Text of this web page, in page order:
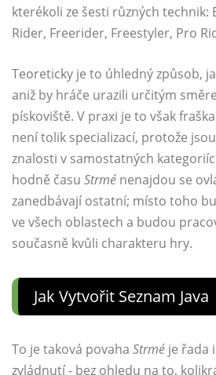
kterékoli ze šesti různých technik:
Rider, Freerider, Freestyler, Pro
Teoreticky je to úhledný způsob,
aniž by hráče urazili určitým
pískoviště. V praxi je to však
není tolik specializací, protože
znalosti v samostatných
hodně času Strmé nenajdou se
zanedbávají ostatní; místo toho
ve všech oblastech a budou
současně kvůli charakteru hry.
Jak Vytvořit Seznam Java
To je taková povaha Strmé je řada
zvládnutí - bez ohledu na to,